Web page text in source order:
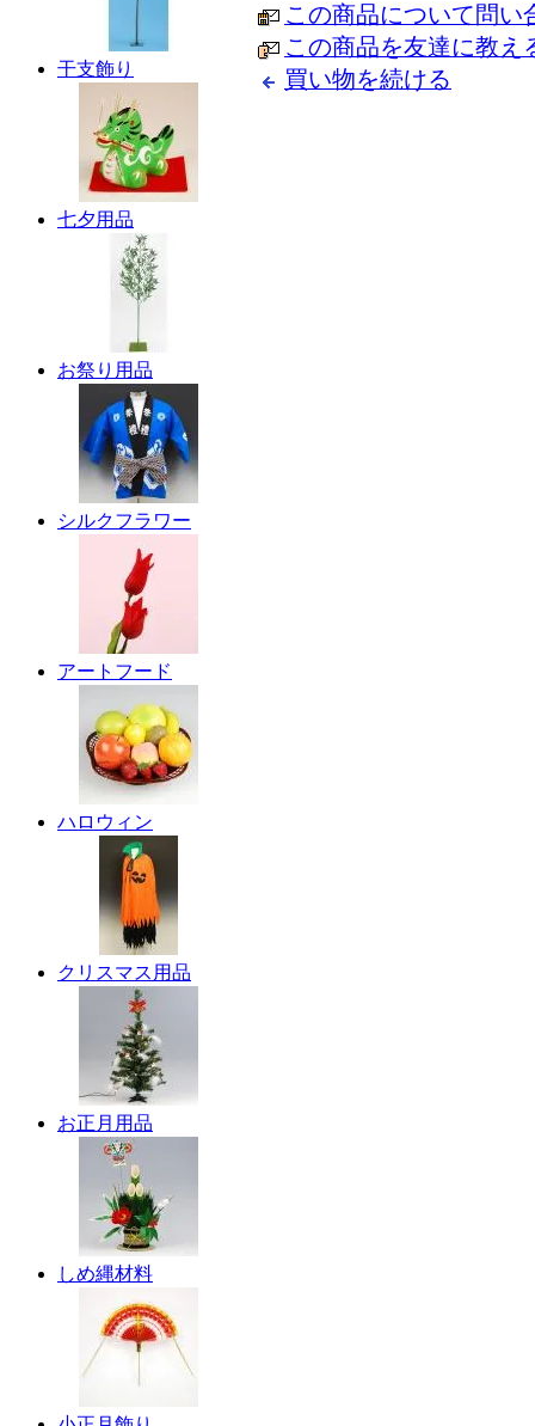
干支飾り
七夕用品
お祭り用品
シルクフラワー
アートフード
ハロウィン
クリスマス用品
お正月用品
しめ縄材料
この商品について問い
この商品を友達に教え
買い物を続ける